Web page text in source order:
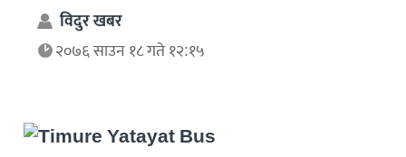
विदुर खबर
२०७६ साउन १८ गते १२:१५